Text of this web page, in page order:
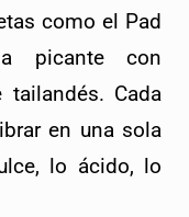
como el Pad
picante con
Cada
en una sola
lo ácido, lo